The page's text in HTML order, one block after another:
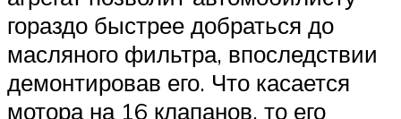
гораздо быстрее добраться до
масляного фильтра, впоследствии
демонтировав его. Что касается
мотора на 16 клапанов, то его